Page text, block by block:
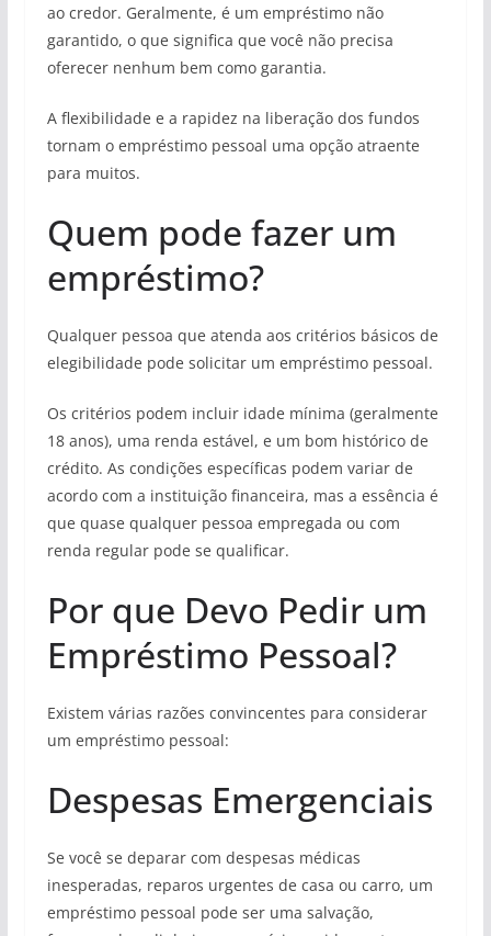
ao credor. Geralmente, é um empréstimo não
garantido, o que significa que você não precisa
oferecer nenhum bem como garantia.
A flexibilidade e a rapidez na liberação dos fundos
tornam o empréstimo pessoal uma opção atraente
para muitos.
Quem pode fazer um
empréstimo?
Qualquer pessoa que atenda aos critérios básicos de
elegibilidade pode solicitar um empréstimo pessoal.
Os critérios podem incluir idade mínima (geralmente
18 anos), uma renda estável, e um bom histórico de
crédito. As condições específicas podem variar de
acordo com a instituição financeira, mas a essência é
que quase qualquer pessoa empregada ou com
renda regular pode se qualificar.
Por que Devo Pedir um
Empréstimo Pessoal?
Existem várias razões convincentes para considerar
um empréstimo pessoal:
Despesas Emergenciais
Se você se deparar com despesas médicas
inesperadas, reparos urgentes de casa ou carro, um
empréstimo pessoal pode ser uma salvação,